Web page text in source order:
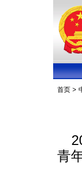
首页 >
青